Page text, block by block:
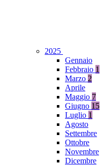
2025
Gennaio
Febbraio 1
Marzo 2
Aprile
Maggio 7
Giugno 15
Luglio 1
Agosto
Settembre
Ottobre
Novembre
Dicembre